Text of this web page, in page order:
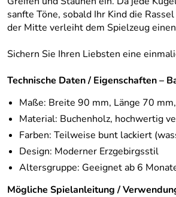
sanfte Töne, sobald Ihr Kind die
der Mitte verleiht dem Spielzeug
Sichern Sie Ihren Liebsten eine
Technische Daten / Eigenschaften –
Maße: Breite 90 mm, Länge 70
Material: Buchenholz, hochwertig
Farben: Teilweise bunt lackiert
Design: Moderner Erzgebirgsstil
Altersgruppe: Geeignet ab 6
Mögliche Spielanleitung /